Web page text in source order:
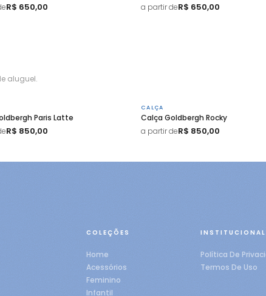
R$ 650,00
a partir deR$ 650,00
aluguel.
Paris Latte
R$ 850,00
CALÇA
Calça Goldbergh Rocky
a partir deR$ 850,00
COLEÇÕES
Home
Acessórios
Feminino
Infantil
INSTITUCIONAL
Política De
Termos De Uso